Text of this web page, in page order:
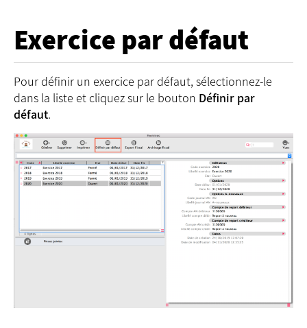
Exercice par défaut
Pour définir un exercice par défaut, sélectionnez-le
dans la liste et cliquez sur le bouton Définir par
défaut.